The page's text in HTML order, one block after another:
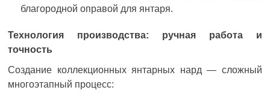
благородной оправой для янтаря.
Технология производства: ручная работа и
точность
Создание коллекционных янтарных нард — сложный
многоэтапный процесс: